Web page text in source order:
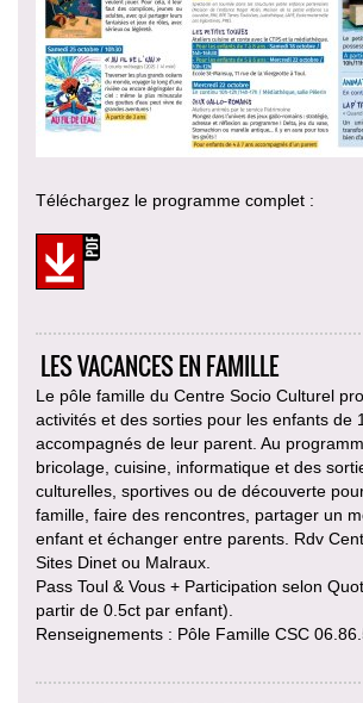
Téléchargez le programme complet :
LES VACANCES EN FAMILLE
Le pôle famille du Centre Socio Culturel
activités et des sorties pour les enfants de
accompagnés de leur parent. Au
bricolage, cuisine, informatique et des
culturelles, sportives ou de découverte
famille, faire des rencontres, partager un
enfant et échanger entre parents. Rdv
Sites Dinet ou Malraux.
Pass Toul & Vous + Participation selon
partir de 0.5ct par enfant).
Renseignements : Pôle Famille CSC